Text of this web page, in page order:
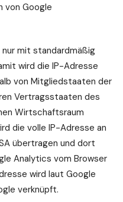
von Google
mit standardmäßig
wird die IP-Adresse
von Mitgliedstaaten der
Vertragsstaaten des
Wirtschaftsraum
die volle IP-Adresse an
übertragen und dort
Analytics vom Browser
wird laut Google
verknüpft.